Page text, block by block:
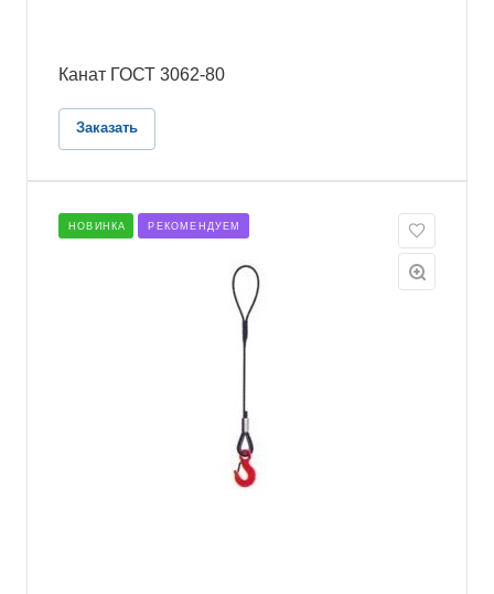
Канат ГОСТ 3062-80
Заказать
НОВИНКА РЕКОМЕНДУЕМ